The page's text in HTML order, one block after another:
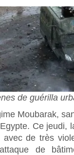
de guérilla
Moubarak,
Ce jeudi,
de très
de